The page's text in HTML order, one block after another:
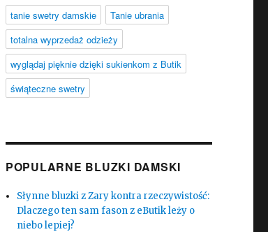
tanie swetry damskie
Tanie ubrania
totalna wyprzedaż odzieży
wyglądaj pięknie dzięki sukienkom z Butik
świąteczne swetry
POPULARNE BLUZKI DAMSKI
Słynne bluzki z Zary kontra rzeczywistość:
Dlaczego ten sam fason z eButik leży o
niebo lepiej?